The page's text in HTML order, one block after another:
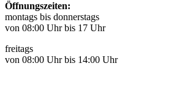
Öffnungszeiten:
montags bis donnerstags
von 08:00 Uhr bis 17 Uhr
freitags
von 08:00 Uhr bis 14:00 Uhr